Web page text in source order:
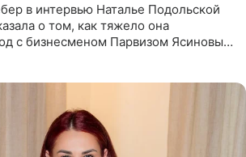
в интервью Наталье Подольской
о том, как тяжело она
с бизнесменом Парвизом Ясиновым.